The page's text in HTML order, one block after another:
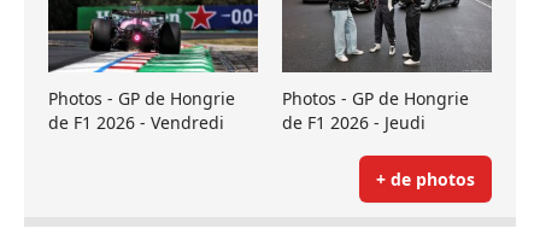
Photos - GP de Hongrie
de F1 2026 - Vendredi
Photos - GP de Hongrie
de F1 2026 - Jeudi
+ de photos